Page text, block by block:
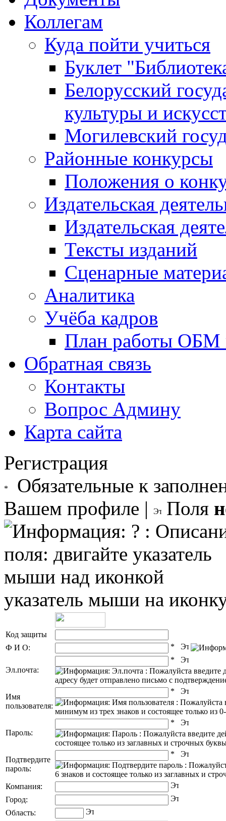
Коллегам
Куда пойти учиться
Буклет
Белорусский
культуры и
Могилевский
Районные конкурсы
Положения о
Издательская
Издательская
Тексты изданий
Сценарные
Аналитика
Учёба кадров
План работы ОБМ
Обратная связь
Контакты
Вопрос Админу
Карта сайта
Регистрация
Обязательные к
Вашем профиле |
Поля
указатель мыши на
Код защиты
Ф И О:
Эл.почта:
Имя
пользователя:
Пароль:
Подтвердите
пароль:
Компания:
Город:
Область: